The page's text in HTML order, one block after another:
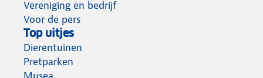
Vereniging en bedrijf
Voor de pers
Top uitjes
Dierentuinen
Pretparken